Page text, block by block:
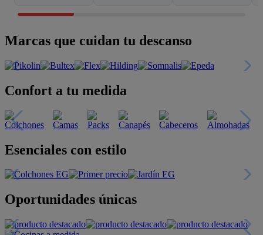
Marcas que cuidan tu descanso
Confort a tu medida
Esenciales con estilo
Oportunidades únicas